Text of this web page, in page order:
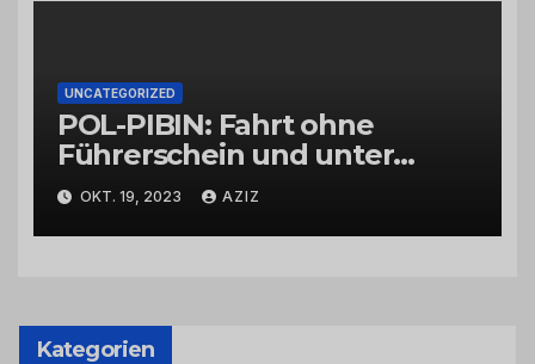
UNCATEGORIZED
POL-PIBIN: Fahrt ohne
Führerschein und unter
Einfluss von Drogen
OKT. 19, 2023 AZIZ
Kategorien